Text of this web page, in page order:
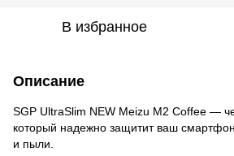
В избранное
Описание
SGP UltraSlim NEW Meizu M2 Coffee —
который надежно защитит ваш
и пыли.